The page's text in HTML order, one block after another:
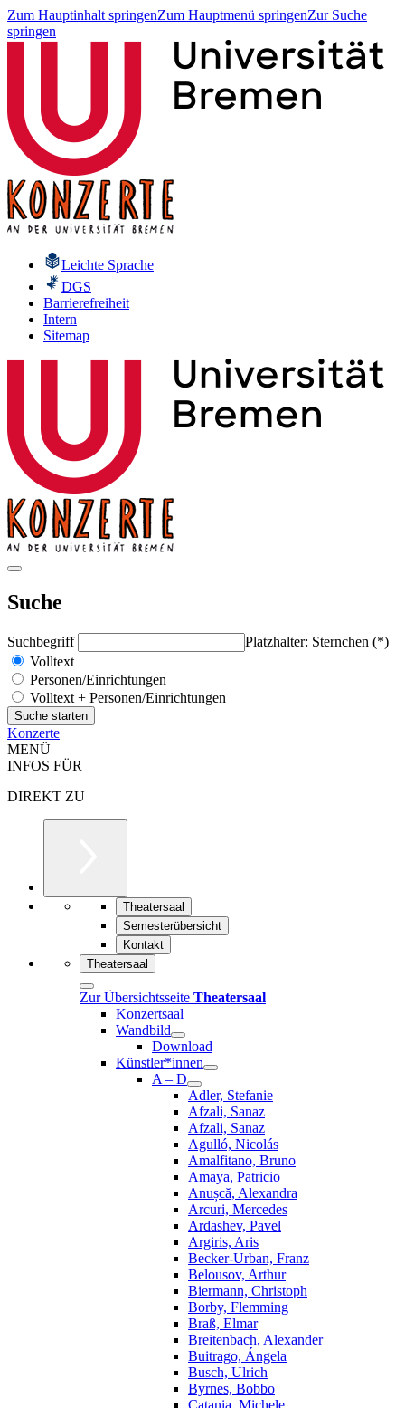
Zum Hauptinhalt springenZum Hauptmenü springenZur Suche
springen
Leichte Sprache
DGS
Barrierefreiheit
Intern
Sitemap
Suche
Suchbegriff
Platzhalter: Sternchen (*)
Volltext
Personen/Einrichtungen
Volltext + Personen/Einrichtungen
Konzerte
MENÜ
INFOS FÜR
DIREKT ZU
Theatersaal
Semesterübersicht
Kontakt
Theatersaal
Zur Übersichtsseite Theatersaal
Konzertsaal
Wandbild
Download
Künstler*innen
A – D
Adler, Stefanie
Afzali, Sanaz
Afzali, Sanaz
Agulló, Nicolás
Amalfitano, Bruno
Amaya, Patricio
Anușcă, Alexandra
Arcuri, Mercedes
Ardashev, Pavel
Argiris, Aris
Becker-Urban, Franz
Belousov, Arthur
Biermann, Christoph
Borby, Flemming
Braß, Elmar
Breitenbach, Alexander
Buitrago, Ángela
Busch, Ulrich
Byrnes, Bobbo
Catania, Michele